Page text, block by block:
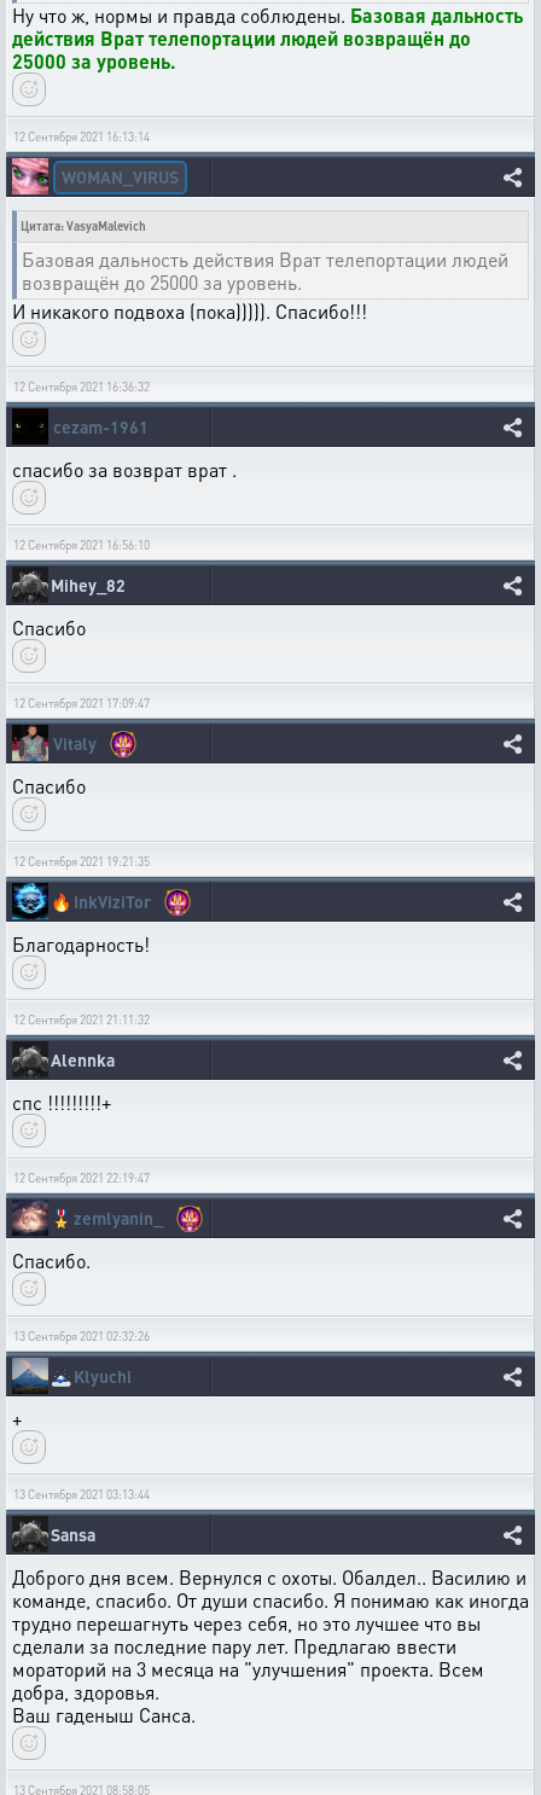
Ну что ж, нормы и правда соблюдены. Базовая дальность
действия Врат телепортации людей возвращён до
25000 за уровень.
12 Сентября 2021 16:13:14
WOMAN_VIRUS
Цитата: VasyaMalevich
Базовая дальность действия Врат телепортации людей
возвращён до 25000 за уровень.
И никакого подвоха (пока))))). Спасибо!!!
12 Сентября 2021 16:36:32
cezam-1961
спасибо за возврат врат .
12 Сентября 2021 16:56:10
Mihey_82
Спасибо
12 Сентября 2021 17:09:47
Vitaly
Спасибо
12 Сентября 2021 19:21:35
🔥 InkViziTor
Благодарность!
12 Сентября 2021 21:11:32
Alennka
спс !!!!!!!!!+
12 Сентября 2021 22:19:47
🎖️ zemlyanin_
Спасибо.
13 Сентября 2021 02:32:26
🗻 Klyuchi
+
13 Сентября 2021 03:13:44
Sansa
Доброго дня всем. Вернулся с охоты. Обалдел.. Василию и
команде, спасибо. От души спасибо. Я понимаю как иногда
трудно перешагнуть через себя, но это лучшее что вы
сделали за последние пару лет. Предлагаю ввести
мораторий на 3 месяца на "улучшения" проекта. Всем
добра, здоровья.
Ваш гаденыш Санса.
13 Сентября 2021 08:58:05